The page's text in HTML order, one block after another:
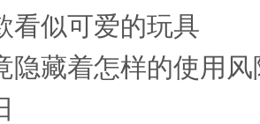
看似可爱的玩具
隐藏着怎样的使用风